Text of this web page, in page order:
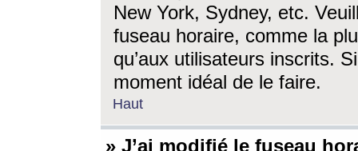
New York, Sydney, etc.
fuseau horaire, comme la
qu’aux utilisateurs inscrits.
moment idéal de le faire.
Haut
» J’ai modifié le fuseau